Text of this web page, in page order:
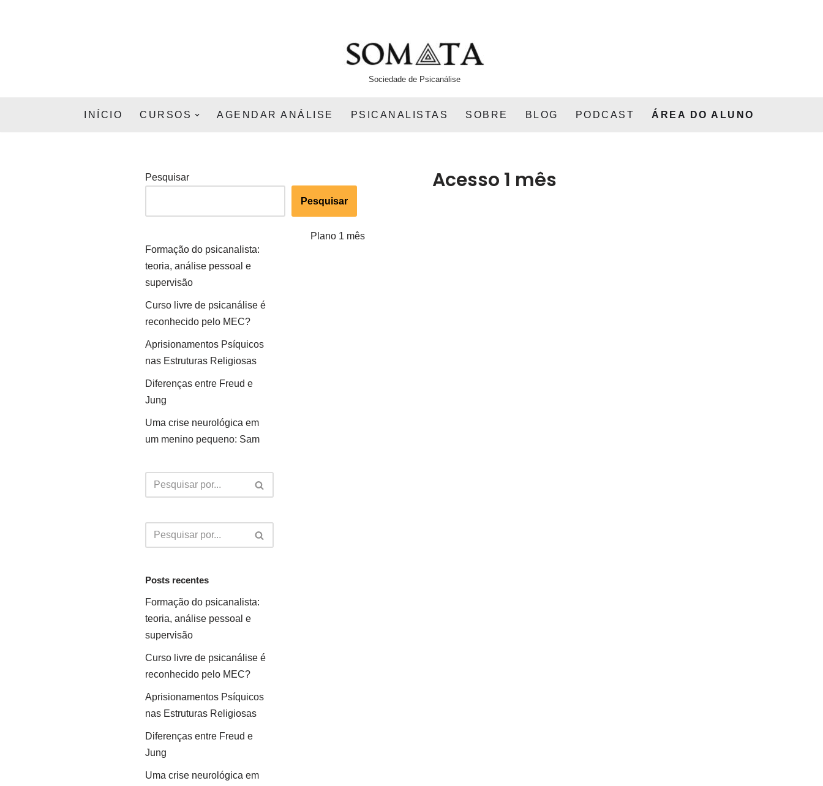
Sociedade de Psicanálise
INÍCIO CURSOS AGENDAR ANÁLISE PSICANALISTAS SOBRE BLOG PODCAST ÁREA DO ALUNO
Pesquisar
Pesquisar
Formação do psicanalista:
teoria, análise pessoal e
supervisão
Curso livre de psicanálise é
reconhecido pelo MEC?
Aprisionamentos Psíquicos
nas Estruturas Religiosas
Diferenças entre Freud e
Jung
Uma crise neurológica em
um menino pequeno: Sam
Posts recentes
Formação do psicanalista:
teoria, análise pessoal e
supervisão
Curso livre de psicanálise é
reconhecido pelo MEC?
Aprisionamentos Psíquicos
nas Estruturas Religiosas
Diferenças entre Freud e
Jung
Uma crise neurológica em
Acesso 1 mês
Plano 1 mês